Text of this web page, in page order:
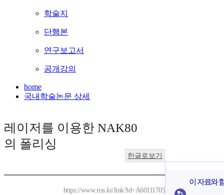
학술지
단행본
연구보고서
공개강의
home
국내학술논문 상세
레이저를 이용한 NAK80
의 폴리싱
한글로보기
https://www.riss.kr/link?id=A60111705
이 자료와